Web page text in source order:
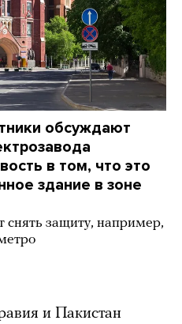
обсуждают
в том, что это
здание в зоне
защиту, например,
и Пакистан